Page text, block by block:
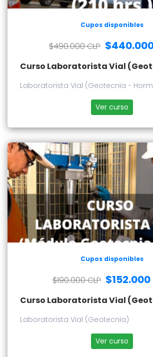
Cupos disponibles
$490.000 CLP
Laboratorista Vial (Geotecnia -
Ver curso
Cupos disponibles
$190.000 CLP $152.000
Curso Laboratorista Vial
Laboratorista Vial (Geotecnia)
Ver curso